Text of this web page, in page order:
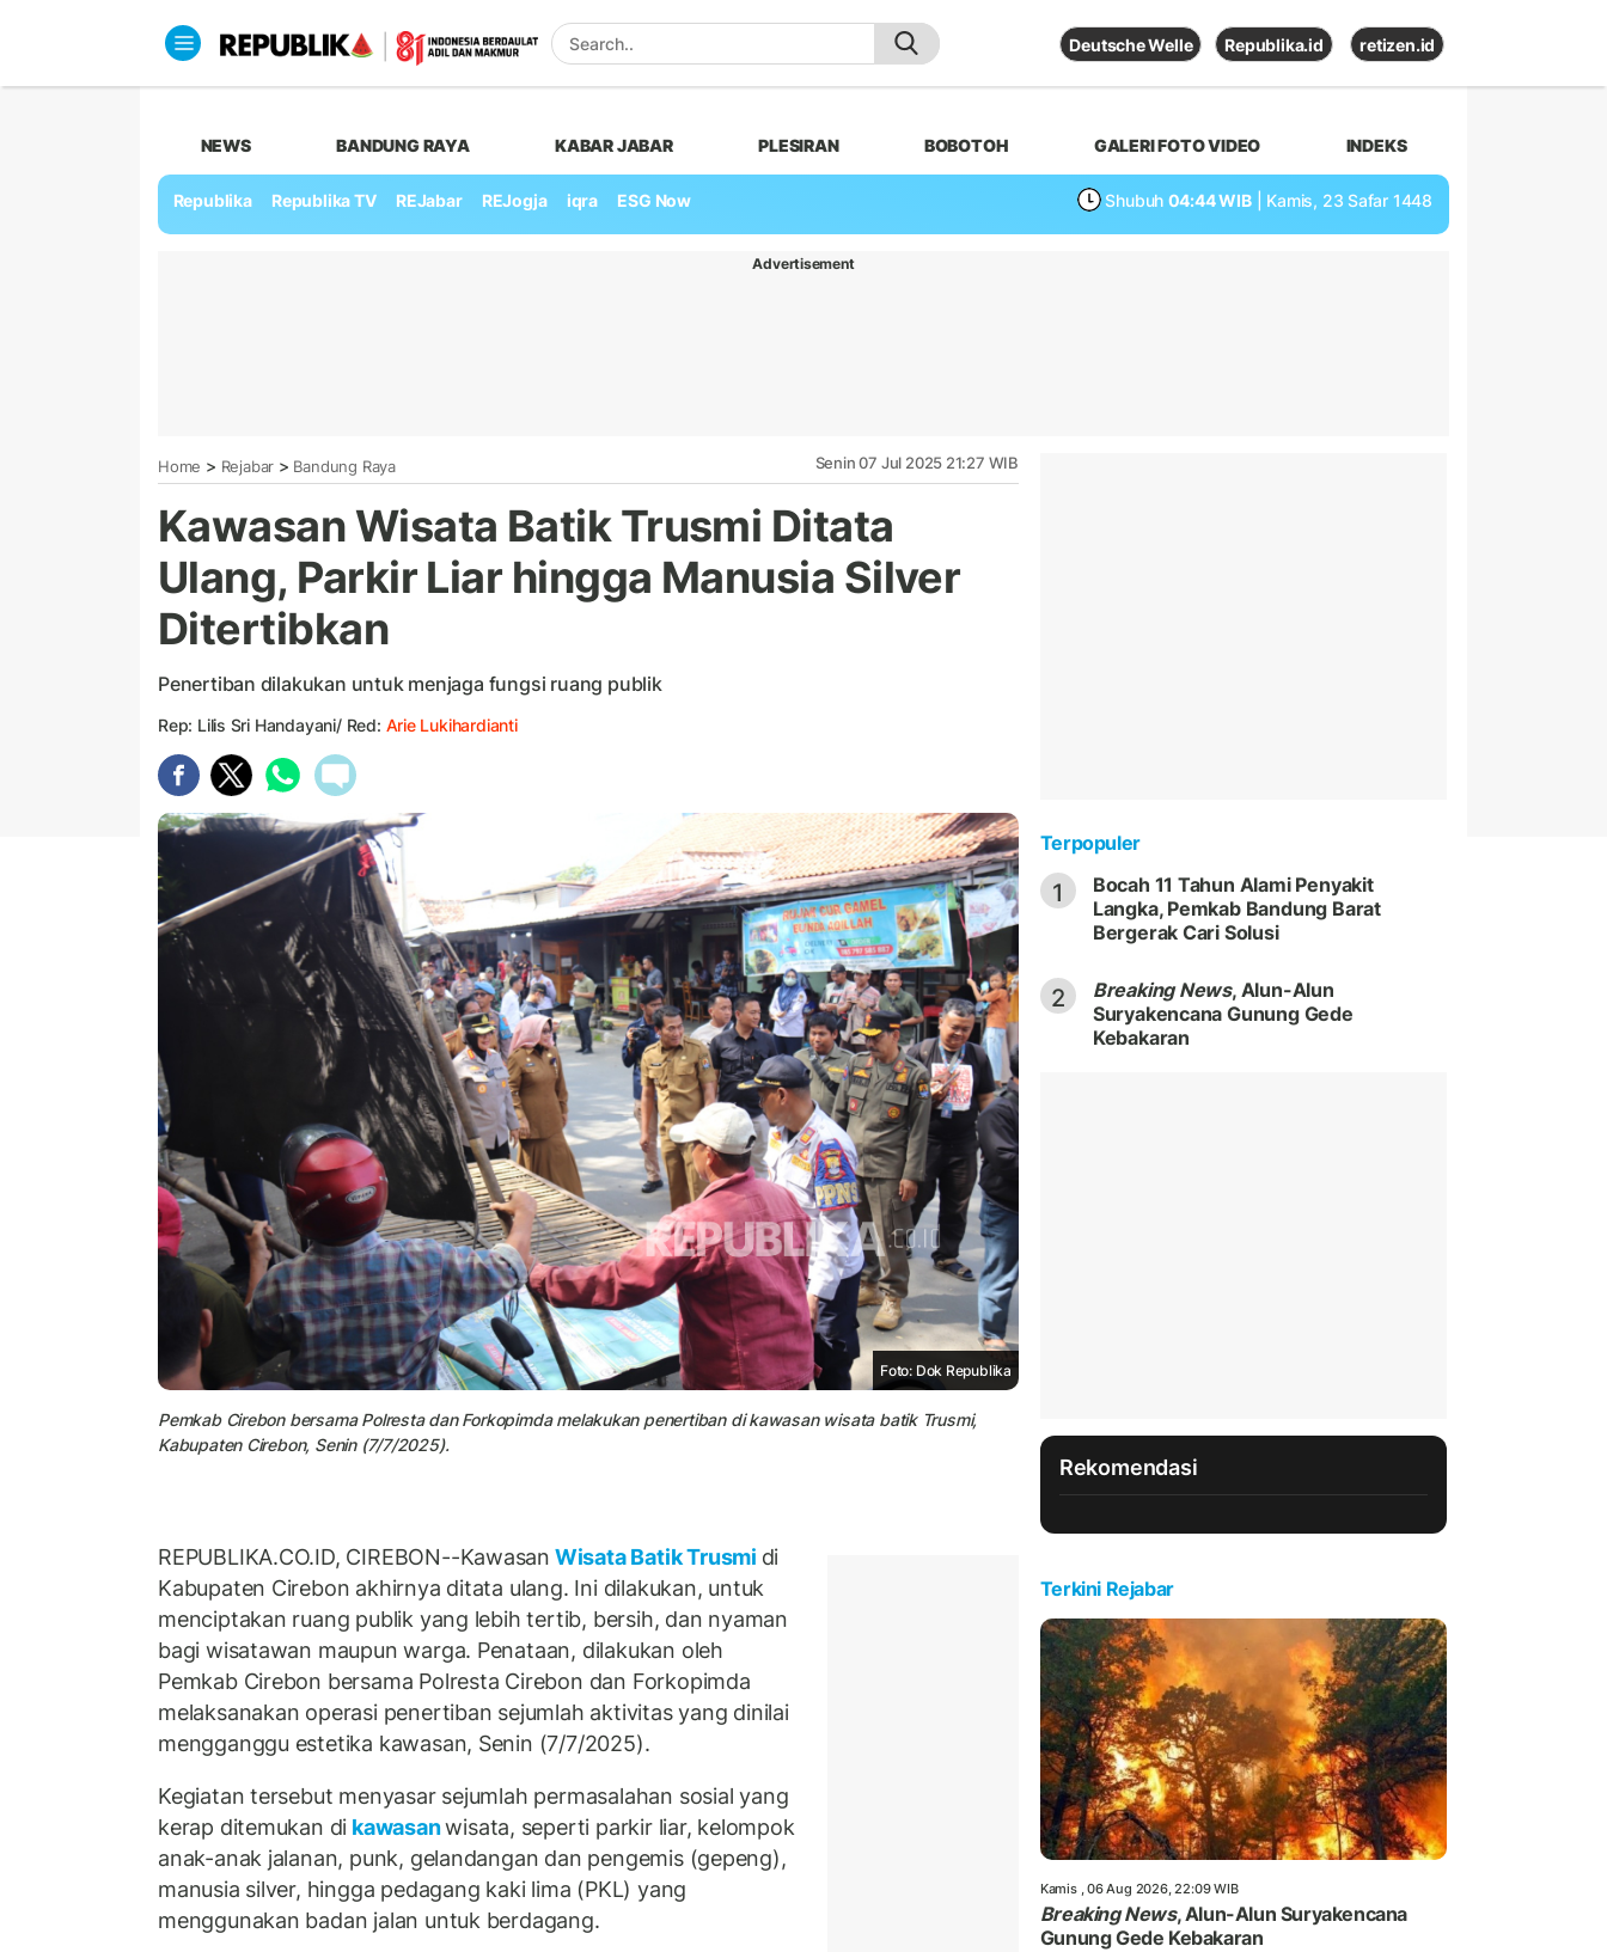
Deutsche Welle Republika.id retizen.id
NEWS BANDUNG RAYA KABAR JABAR PLESIRAN BOBOTOH GALERI FOTO VIDEO INDEKS
Republika Republika TV REJabar REJogja iqra ESG Now Shubuh 04:44 WIB | Kamis, 23 Safar 1448
Advertisement
Home > Rejabar > Bandung Raya Senin 07 Jul 2025 21:27 WIB
Kawasan Wisata Batik Trusmi Ditata
Ulang, Parkir Liar hingga Manusia Silver
Ditertibkan
Penertiban dilakukan untuk menjaga fungsi ruang publik
Rep: Lilis Sri Handayani/ Red: Arie Lukihardianti
Foto: Dok Republika
Pemkab Cirebon bersama Polresta dan Forkopimda melakukan penertiban di kawasan wisata batik Trusmi,
Kabupaten Cirebon, Senin (7/7/2025).
REPUBLIKA.CO.ID, CIREBON--Kawasan Wisata Batik Trusmi di
Kabupaten Cirebon akhirnya ditata ulang. Ini dilakukan, untuk
menciptakan ruang publik yang lebih tertib, bersih, dan nyaman
bagi wisatawan maupun warga. Penataan, dilakukan oleh
Pemkab Cirebon bersama Polresta Cirebon dan Forkopimda
melaksanakan operasi penertiban sejumlah aktivitas yang dinilai
mengganggu estetika kawasan, Senin (7/7/2025).
Kegiatan tersebut menyasar sejumlah permasalahan sosial yang
kerap ditemukan di kawasanwisata, seperti parkir liar, kelompok
anak-anak jalanan, punk, gelandangan dan pengemis (gepeng),
manusia silver, hingga pedagang kaki lima (PKL) yang
menggunakan badan jalan untuk berdagang.
Terpopuler
1
Bocah 11 Tahun Alami Penyakit
Langka, Pemkab Bandung Barat
Bergerak Cari Solusi
2 Breaking News, Alun-Alun
Suryakencana Gunung Gede
Kebakaran
Rekomendasi
Terkini Rejabar
Kamis , 06 Aug 2026, 22:09 WIB
Breaking News, Alun-Alun Suryakencana
Gunung Gede Kebakaran